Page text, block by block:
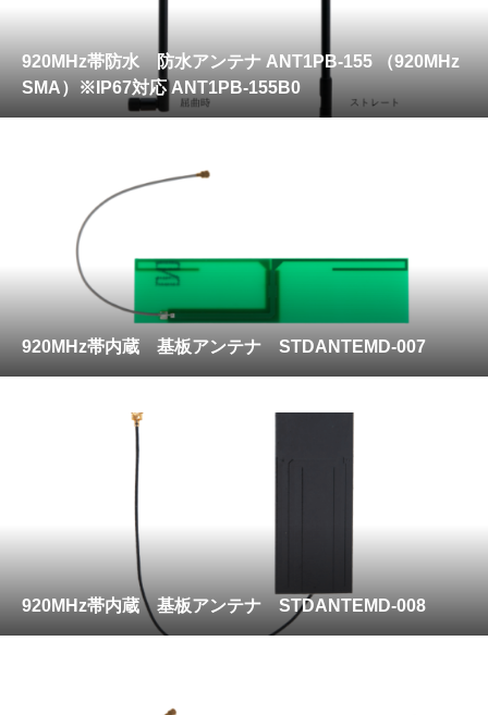
920MHz帯防水 防水アンテナ ANT1PB-155 （920MHz
SMA）※IP67対応 ANT1PB-155B0
920MHz帯内蔵 基板アンテナ STDANTEMD-007
920MHz帯内蔵 基板アンテナ STDANTEMD-008